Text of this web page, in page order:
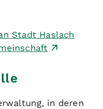
Stadt Haslach
in deren